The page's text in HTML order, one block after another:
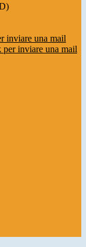
inviare una mail
inviare una mail